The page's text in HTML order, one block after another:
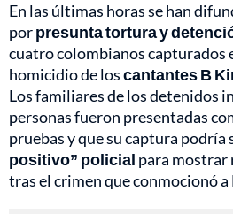
En las últimas horas se han
porpresunta tortura y
cuatro colombianos capturados
homicidio de loscantantes B
Los familiares de los detenidos
personas fueron presentadas
pruebas y que su captura podría
positivo” policial para mostrar
tras el crimen que conmocionó